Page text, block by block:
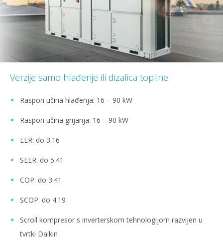
Verzije samo hlađenje ili dizalica topline:
Raspon učina hlađenja: 16 – 90 kW
Raspon učina grijanja: 16 – 90 kW
EER: do 3.16
SEER: do 5.41
COP: do 3.41
SCOP: do 4.19
Scroll kompresor s inverterskom tehnologijom razvijen u
tvrtki Daikin